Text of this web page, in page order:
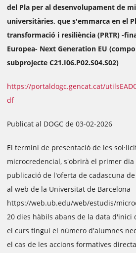
del Pla per al desenvolupament de
universitàries, que s'emmarca en el
transformació i resiliència (PRTR) -
Europea- Next Generation EU
subprojecte C21.I06.P02.S04.S02)
https://portaldogc.gencat.cat/
df
Publicat al DOGC de 03-02-2026
El termini de presentació de les
microcredencial, s'obrirà el primer
publicació de l'oferta de cadascuna
al web de la Universitat de Barcelona
https://web.ub.edu/web/estudis/
20 dies hàbils abans de la data d'inici
el curs tingui el número d'alumnes
el cas de les accions formatives